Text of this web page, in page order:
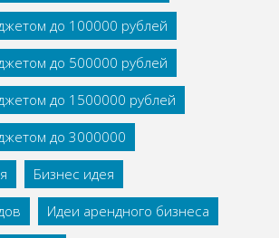
до 100000 рублей
до 500000 рублей
до 1500000 рублей
до 3000000
Бизнес идея
Идеи арендного бизнеса